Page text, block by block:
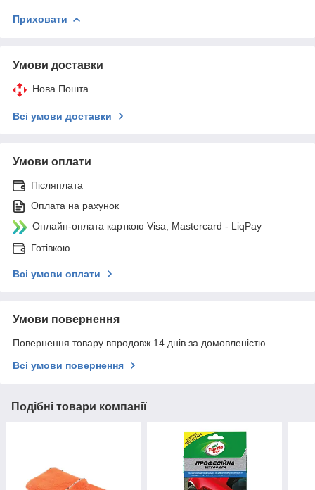
Приховати
Умови доставки
Нова Пошта
Всі умови доставки
Умови оплати
Післяплата
Оплата на рахунок
Онлайн-оплата карткою Visa, Mastercard - LiqPay
Готівкою
Всі умови оплати
Умови повернення
Повернення товару впродовж 14 днів за домовленістю
Всі умови повернення
Подібні товари компанії